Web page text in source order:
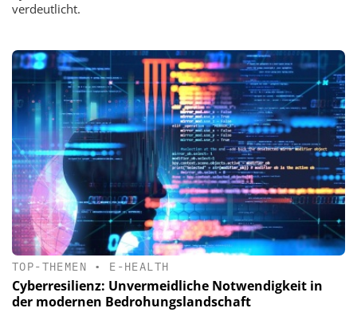
verdeutlicht.
TOP-THEMEN • E-HEALTH
Cyberresilienz: Unvermeidliche Notwendigkeit in
der modernen Bedrohungslandschaft